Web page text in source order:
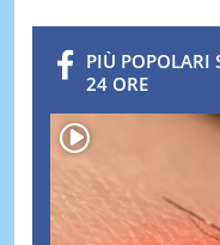
PIÙ POPOLARI
24 ORE